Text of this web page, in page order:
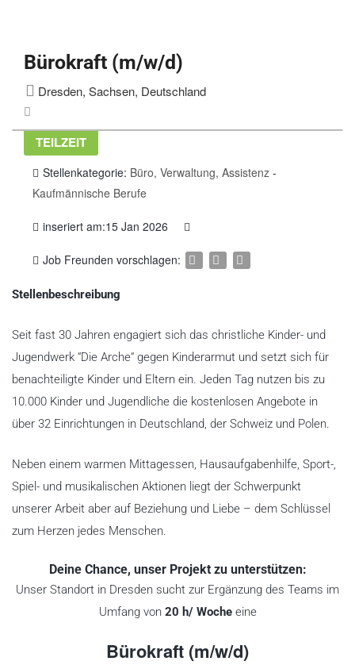
Bürokraft (m/w/d)
Dresden, Sachsen, Deutschland
TEILZEIT
Stellenkategorie: Büro, Verwaltung, Assistenz -
Kaufmännische Berufe
inseriert am:15 Jan 2026
Job Freunden vorschlagen:
Stellenbeschreibung
Seit fast 30 Jahren engagiert sich das christliche Kinder- und
Jugendwerk “Die Arche“ gegen Kinderarmut und setzt sich für
benachteiligte Kinder und Eltern ein. Jeden Tag nutzen bis zu
10.000 Kinder und Jugendliche die kostenlosen Angebote in
über 32 Einrichtungen in Deutschland, der Schweiz und Polen.
Neben einem warmen Mittagessen, Hausaufgabenhilfe, Sport-,
Spiel- und musikalischen Aktionen liegt der Schwerpunkt
unserer Arbeit aber auf Beziehung und Liebe – dem Schlüssel
zum Herzen jedes Menschen.
Deine Chance, unser Projekt zu unterstützen:
Unser Standort in Dresden sucht zur Ergänzung des Teams im
Umfang von 20 h/ Wocheeine
Bürokraft (m/w/d)